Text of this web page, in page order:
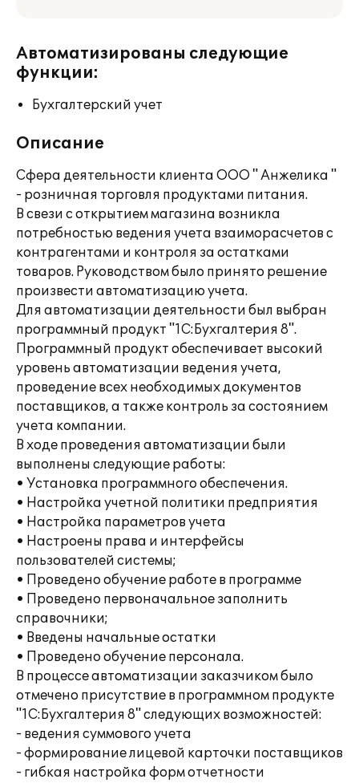
Автоматизированы следующие
функции:
Бухгалтерский учет
Описание
Сфера деятельности клиента ООО " Анжелика "
- розничная торговля продуктами питания.
В свези с открытием магазина возникла
потребностью ведения учета взаиморасчетов с
контрагентами и контроля за остатками
товаров. Руководством было принято решение
произвести автоматизацию учета.
Для автоматизации деятельности был выбран
программный продукт "1С:Бухгалтерия 8".
Программный продукт обеспечивает высокий
уровень автоматизации ведения учета,
проведение всех необходимых документов
поставщиков, а также контроль за состоянием
учета компании.
В ходе проведения автоматизации были
выполнены следующие работы:
• Установка программного обеспечения.
• Настройка учетной политики предприятия
• Настройка параметров учета
• Настроены права и интерфейсы
пользователей системы;
• Проведено обучение работе в программе
• Проведено первоначальное заполнить
справочники;
• Введены начальные остатки
• Проведено обучение персонала.
В процессе автоматизации заказчиком было
отмечено присутствие в программном продукте
"1С:Бухгалтерия 8" следующих возможностей:
- ведения суммового учета
- формирование лицевой карточки поставщиков
- гибкая настройка форм отчетности